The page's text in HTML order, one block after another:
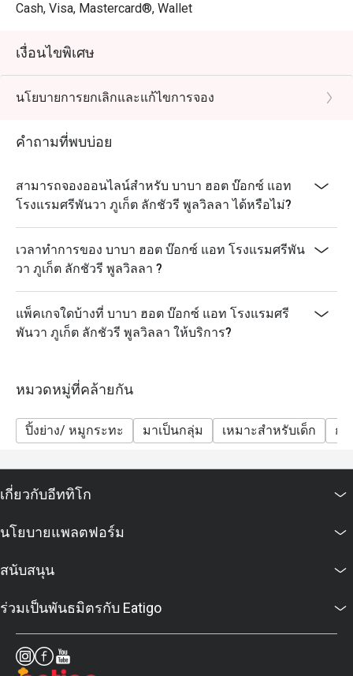
Cash, Visa, Mastercard®, Wallet
เงื่อนไขพิเศษ
นโยบายการยกเลิกและแก้ไขการจอง
คำถามที่พบบ่อย
สามารถจองออนไลน์สำหรับ บาบา ฮอต บ๊อกซ์ แอท
โรงแรมศรีพันวา ภูเก็ต ลักชัวรี พูลวิลลา ได้หรือไม่?
เวลาทำการของ บาบา ฮอต บ๊อกซ์ แอท โรงแรมศรีพัน
วา ภูเก็ต ลักชัวรี พูลวิลลา ?
แพ็คเกจใดบ้างที่ บาบา ฮอต บ๊อกซ์ แอท โรงแรมศรี
พันวา ภูเก็ต ลักชัวรี พูลวิลลา ให้บริการ?
หมวดหมู่ที่คล้ายกัน
ปิ้งย่าง/ หมูกระทะ มาเป็นกลุ่ม เหมาะสำหรับเด็ก ก
เกี่ยวกับอีททิโก
นโยบายแพลตฟอร์ม
สนับสนุน
ร่วมเป็นพันธมิตรกับ Eatigo